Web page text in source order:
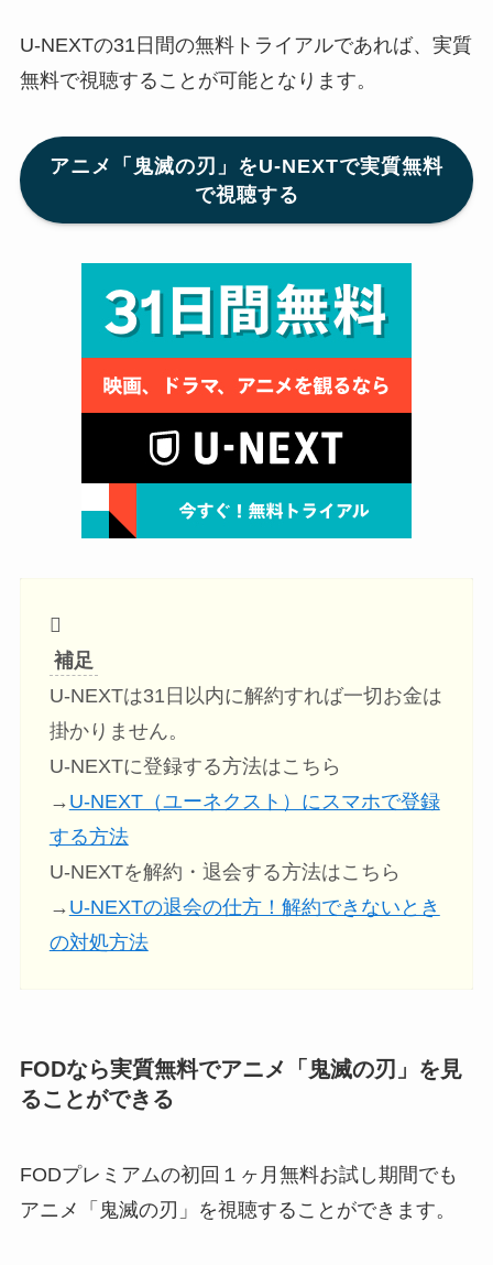
U-NEXTの31日間の無料トライアルであれば、実質
無料で視聴することが可能となります。
アニメ「鬼滅の刃」をU-NEXTで実質無料
で視聴する
補足
U-NEXTは31日以内に解約すれば一切お金は
掛かりません。
U-NEXTに登録する方法はこちら
→ U-NEXT（ユーネクスト）にスマホで登録
する方法
U-NEXTを解約・退会する方法はこちら
→ U-NEXTの退会の仕方！解約できないとき
の対処方法
FODなら実質無料でアニメ「鬼滅の刃」を見
ることができる
FODプレミアムの初回１ヶ月無料お試し期間でも
アニメ「鬼滅の刃」を視聴することができます。